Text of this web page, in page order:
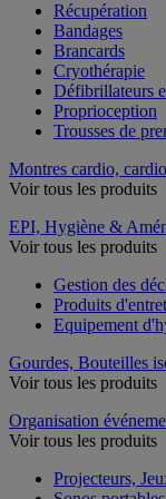
Récupération
Bandages
Brancards
Cryothérapie
Défibrillateurs
Proprioception
Trousses de
Montres cardio,
Voir tous les produits
EPI, Hygiène &
Voir tous les produits
Gestion des
Produits
Equipement
Gourdes, Bouteilles
Voir tous les produits
Organisation
Voir tous les produits
Projecteurs,